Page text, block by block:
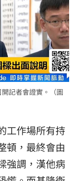
記者會證實。（圖
工作場所有持
頓，最終會由
強調，漢他病